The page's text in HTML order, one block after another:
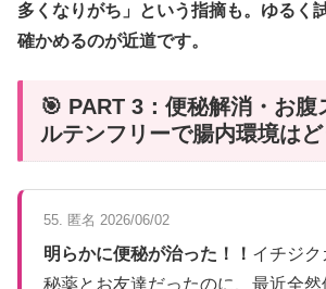
多くなりがち」という指摘も。ゆるく
確かめるのが近道です。
🎯 PART 3：便秘解消・お腹
ルテンフリーで腸内環境は
55. 匿名 2026/06/02
明らかに便秘が治った！！ イチジ
秘薬とお友達だったのに、最近全然